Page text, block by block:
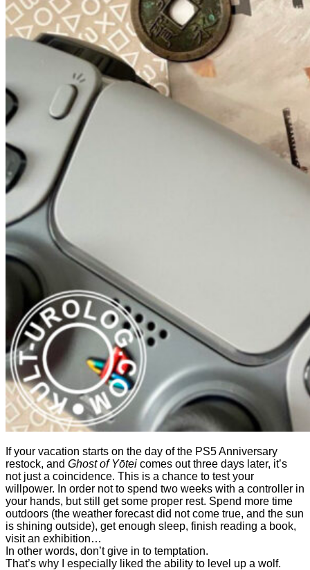
If your vacation starts on the day of the PS5 Anniversary
restock, and Ghost of Yōtei comes out three days later, it’s
not just a coincidence. This is a chance to test your
willpower. In order not to spend two weeks with a controller in
your hands, but still get some proper rest. Spend more time
outdoors (the weather forecast did not come true, and the sun
is shining outside), get enough sleep, finish reading a book,
visit an exhibition…
In other words, don’t give in to temptation.
That’s why I especially liked the ability to level up a wolf.